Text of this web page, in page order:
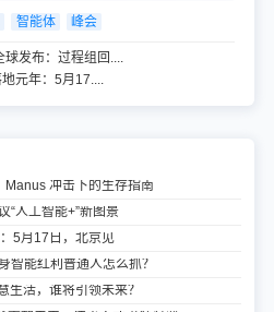
智能体 峰会
发布：过程组回....
元年：5月17....
Manus 冲击下的生存指南
“人工智能+”新图景
5月17日，北京见
智能红利普通人怎么抓？
生活，谁将引领未来？